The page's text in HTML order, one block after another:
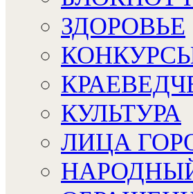
ЗДОРОВЬЕ
КУЛЬТУРА
ЛИЦА